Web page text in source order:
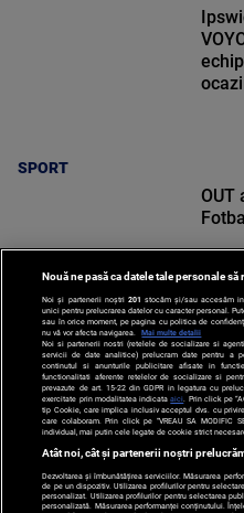
SPORT
SPORT
OUT
Nouă ne pasă ca datele tale personale
Noi și partenerii noștri 201 stocăm și/sau accesăm
unici pentru prelucrarea datelor cu caracter personal.
sau în orice moment, pe pagina cu politica de
nu vă vor afecta navigarea.
Mai multe detalii
Noi si partenerii nostri (retelele de socializare si
servicii de date analitice) prelucram date pentru a
continutul si anunturile publicitare afisate in
functionalitati aferente retelelor de socializare si
prevazute de art. 15-22 din GDPR in legatura cu
exercitate prin modalitatea indicataaici . Prin click pe
tip Cookie, care implica inclusiv acceptul dvs. cu
care colaboram. Prin click pe “VREAU SA MODIFIC
individual, mai putin cele legate de cookie strict
Atât noi, cât și partenerii noștri
Dezvoltarea și îmbunătățirea serviciilor. Măsurarea
de pe un dispozitiv. Utilizarea profilurilor pentru
personalizat. Utilizarea profilurilor pentru selectarea
personalizată. Măsurarea performanței conținutului.